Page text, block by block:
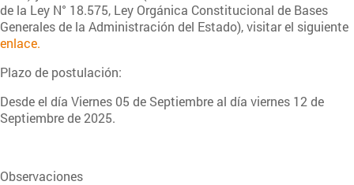
de la Ley N° 18.575, Ley Orgánica Constitucional de Bases
Generales de la Administración del Estado), visitar el siguiente
enlace.
Plazo de postulación:
Desde el día Viernes 05 de Septiembre al día viernes 12 de
Septiembre de 2025.
Observaciones